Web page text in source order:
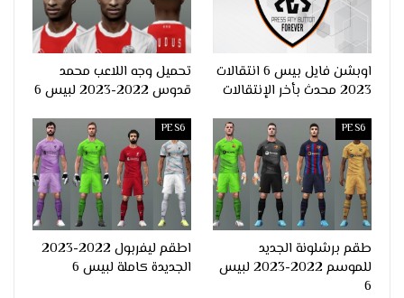
اوبشن فايل بيس 6 انتقالات
2023 محدث بأخر الإنتقالات
تحميل وجه اللاعب محمد
قدوس 2022-2023 لبيس 6
PES6
طقم برشلونة الجديد
للموسم 2022-2023 لبيس
6
PES6
اطقم ليفربول 2022-2023
الجديدة كاملة لبيس 6